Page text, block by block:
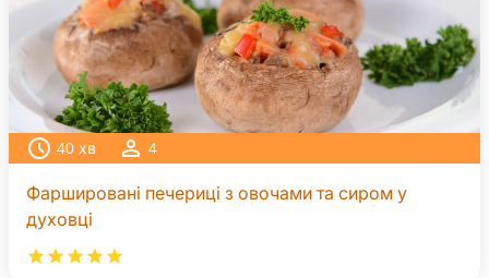
40 хв 4
Фаршировані печериці з овочами та сиром у
духовці